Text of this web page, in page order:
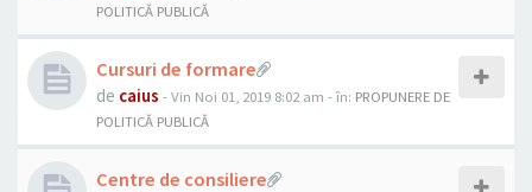
POLITICĂ PUBLICĂ
Cursuri de formare
de caius - Vin Noi 01, 2019 8:02 am - în: PROPUNERE DE
POLITICĂ PUBLICĂ
Centre de consiliere